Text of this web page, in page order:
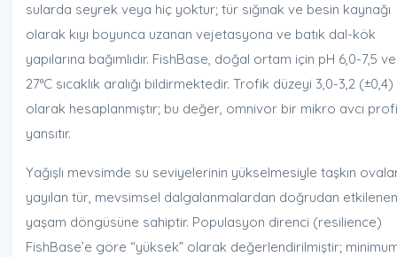
sularda seyrek veya hiç yoktur; tür sığınak ve besin kaynağı
olarak kıyı boyunca uzanan vejetasyona ve batık dal-kök
yapılarına bağımlıdır. FishBase, doğal ortam için pH 6,0-7,5
27°C sıcaklık aralığı bildirmektedir. Trofik düzeyi 3,0-3,2 (±0,4)
olarak hesaplanmıştır; bu değer, omnivor bir mikro avcı
yansıtır.
Yağışlı mevsimde su seviyelerinin yükselmesiyle taşkın
yayılan tür, mevsimsel dalgalanmalardan doğrudan
yaşam döngüsüne sahiptir. Populasyon direnci (resilience)
FishBase’e göre “yüksek” olarak değerlendirilmiştir;